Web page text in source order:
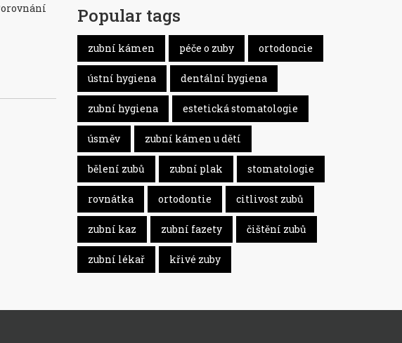
Popular tags
zubní kámen péče o zuby ortodoncie
ústní hygiena dentální hygiena
zubní hygiena estetická stomatologie
úsměv zubní kámen u dětí
bělení zubů zubní plak stomatologie
rovnátka ortodontie citlivost zubů
zubní kaz zubní fazety čištění zubů
zubní lékař křivé zuby